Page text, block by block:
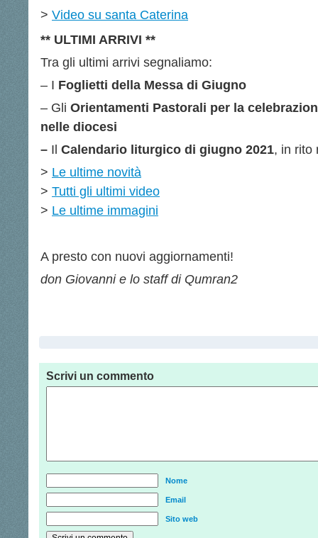
> Video su santa Caterina
** ULTIMI ARRIVI **
Tra gli ultimi arrivi segnaliamo:
– I Foglietti della Messa di Giugno
– Gli Orientamenti Pastorali per la
nelle diocesi
– Il Calendario liturgico di giugno 2021, in rito
> Le ultime novità
> Tutti gli ultimi video
> Le ultime immagini
A presto con nuovi aggiornamenti!
don Giovanni e lo staff di Qumran2
Scrivi un commento
Nome
Email
Sito web